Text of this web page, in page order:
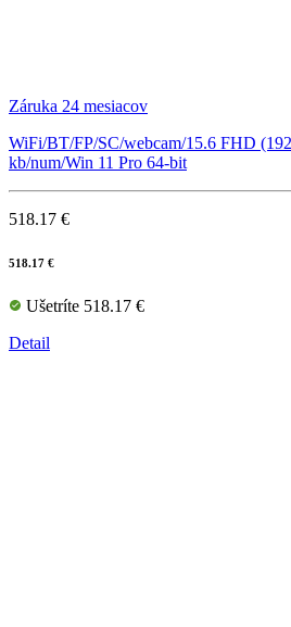
Záruka 24 mesiacov
WiFi/BT/FP/SC/webcam/15.6 FHD
kb/num/Win 11 Pro 64-bit
518.17 €
518.17 €
Ušetríte 518.17 €
Detail